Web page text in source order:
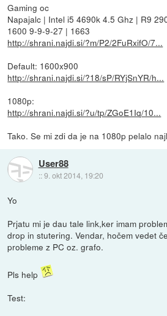
Gaming oc
Napajalc | Intel i5 4690k 4.5 Ghz | R9
1600 9-9-9-27 | 1663
http://shrani.najdi.si/?m/P2/2FuRxifO/7...
Default: 1600x900
http://shrani.najdi.si/?18/sP/RYjSnYR/h...
1080p:
http://shrani.najdi.si/?u/tp/ZGoE1Iq/10...
Tako. Se mi zdi da je na 1080p pelalo
User88
::9. okt 2014, 19:20
Yo
Prjatu mi je dau tale link,ker imam
drop in stutering. Vendar, hočem vedet
probleme z PC oz. grafo.
Pls help
Test: